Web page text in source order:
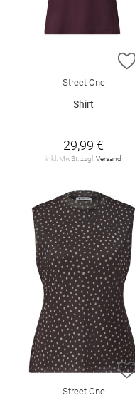
Street One
Shirt
29,99 €
inkl. MwSt. zzgl. Versand
Street One